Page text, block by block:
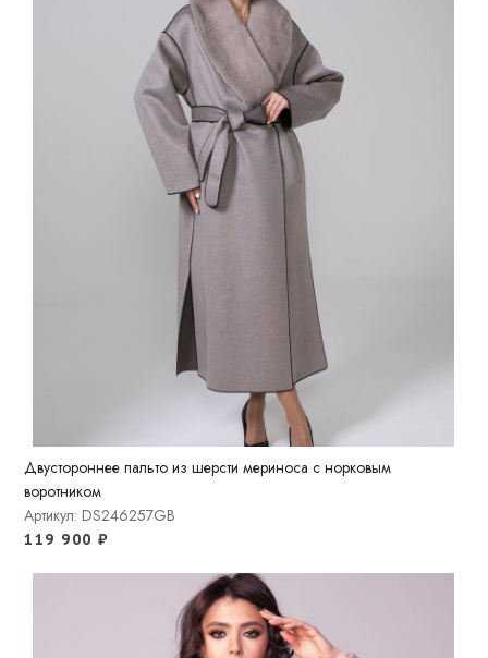
Двустороннее пальто из шерсти мериноса с норковым
воротником
Артикул: DS246257GB
119 900₽